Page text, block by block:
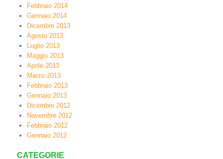
Febbraio 2014
Gennaio 2014
Dicembre 2013
Agosto 2013
Luglio 2013
Maggio 2013
Aprile 2013
Marzo 2013
Febbraio 2013
Gennaio 2013
Dicembre 2012
Novembre 2012
Febbraio 2012
Gennaio 2012
CATEGORIE